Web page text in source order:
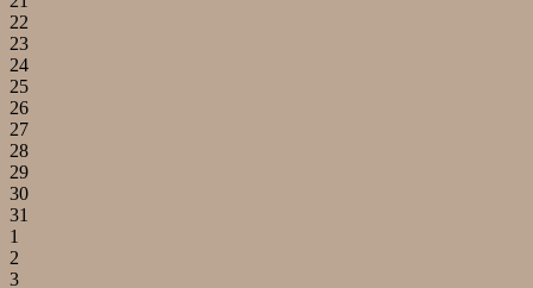
22
23
24
25
26
27
28
29
30
31
1
2
3